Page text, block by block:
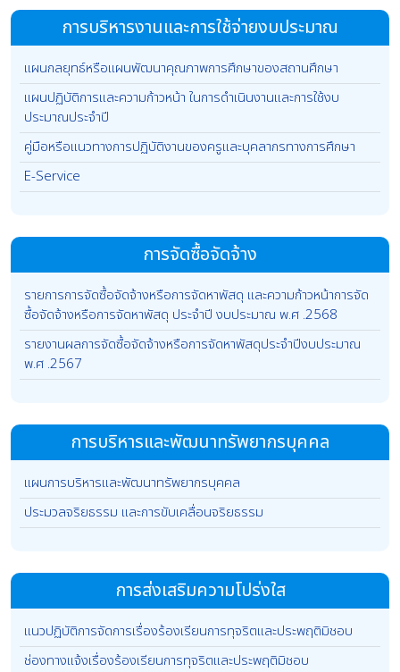
การบริหารงานและการใช้จ่ายงบประมาณ
แผนกลยุทธ์หรือแผนพัฒนาคุณภาพการศึกษาของสถานศึกษา
แผนปฏิบัติการและความก้าวหน้า ในการดำเนินงานและการใช้งบ
ประมาณประจำปี
คู่มือหรือแนวทางการปฏิบัติงานของครูและบุคลากรทางการศึกษา
E-Service
การจัดซื้อจัดจ้าง
รายการการจัดซื้อจัดจ้างหรือการจัดหาพัสดุ และความก้าวหน้าการจัด
ซื้อจัดจ้างหรือการจัดหาพัสดุ ประจำปี งบประมาณ พ.ศ .2568
รายงานผลการจัดซื้อจัดจ้างหรือการจัดหาพัสดุประจำปีงบประมาณ
พ.ศ .2567
การบริหารและพัฒนาทรัพยากรบุคคล
แผนการบริหารและพัฒนาทรัพยากรบุคคล
ประมวลจริยธรรม และการขับเคลื่อนจริยธรรม
การส่งเสริมความโปร่งใส
แนวปฏิบัติการจัดการเรื่องร้องเรียนการทุจริตและประพฤติมิชอบ
ช่องทางแจ้งเรื่องร้องเรียนการทุจริตและประพฤติมิชอบ